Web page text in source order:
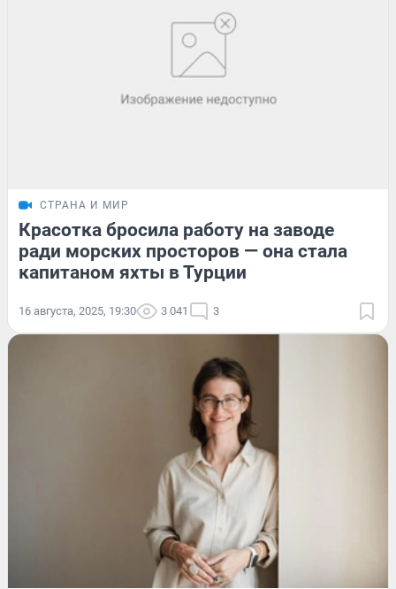
СТРАНА И МИР
Красотка бросила работу на заводе
ради морских просторов — она стала
капитаном яхты в Турции
16 августа, 2025, 19:30 3 041 3